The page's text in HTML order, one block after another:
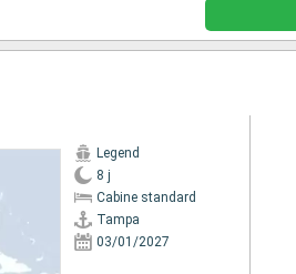
Legend
8 j
Cabine standard
Tampa
03/01/2027